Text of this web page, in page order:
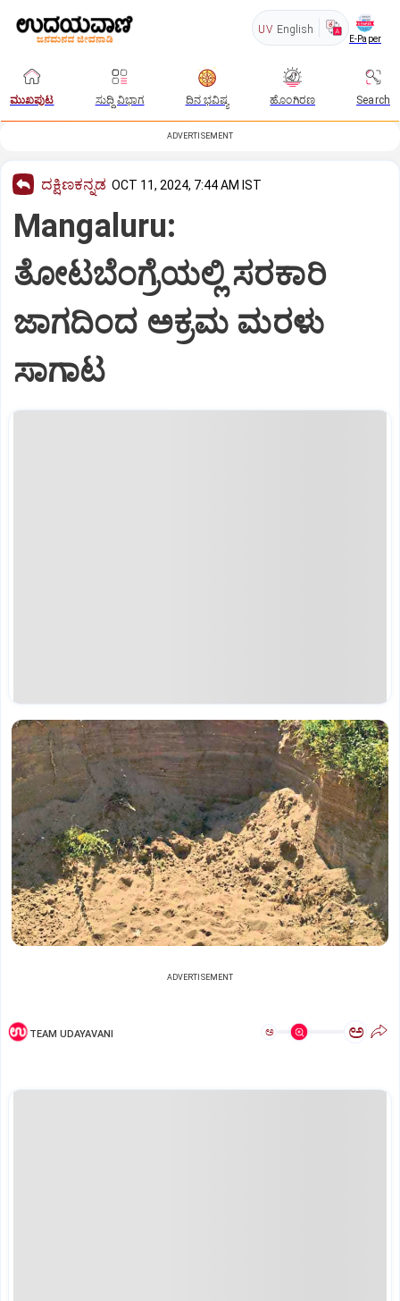
UV English
E-Paper
ಮುಖಪುಟ ಸುದ್ದಿ ವಿಭಾಗ ದಿನ ಭವಿಷ್ಯ ಹೊಂಗಿರಣ Search
ADVERTISEMENT
ದಕ್ಷಿಣಕನ್ನಡ OCT 11, 2024, 7:44 AM IST
Mangaluru:
ತೋಟಬೆಂಗ್ರೆಯಲ್ಲಿ ಸರಕಾರಿ
ಜಾಗದಿಂದ ಅಕ್ರಮ ಮರಳು
ಸಾಗಾಟ
ADVERTISEMENT
TEAM UDAYAVANI ಅ ಅ